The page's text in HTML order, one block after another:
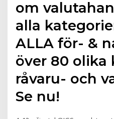
om
alla
ALLA för- &
över 80 olika
råvaru- och
Se nu!